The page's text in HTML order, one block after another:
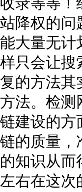
收录等等！
站降权的问
能大量无计
样只会让搜
复的方法其
方法。检测
链建设的方
链的质量，
的知识从而
左右在这次